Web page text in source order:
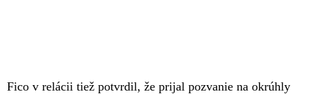
Fico v relácii tiež potvrdil, že prijal pozvanie na okrúhly